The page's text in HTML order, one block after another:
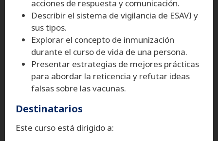
acciones de respuesta y comunicación.
Describir el sistema de vigilancia de ESAVI y
sus tipos.
Explorar el concepto de inmunización
durante el curso de vida de una persona.
Presentar estrategias de mejores prácticas
para abordar la reticencia y refutar ideas
falsas sobre las vacunas.
Destinatarios
Este curso está dirigido a: